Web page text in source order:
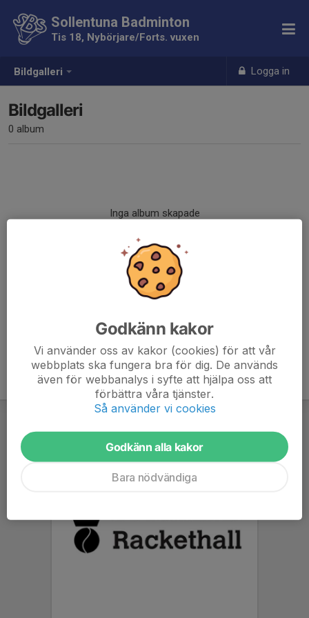
Bildgalleri Logga in
Sollentuna Badminton
Tis 18, Nybörjare/Forts. vuxen
Bildgalleri
0 album
Inga album skapade
Godkänn kakor
Vi använder oss av kakor (cookies) för att vår
webbplats ska fungera bra för dig. De används
även för webbanalys i syfte att hjälpa oss att
förbättra våra tjänster.
Så använder vi cookies
Godkänn alla kakor
Bara nödvändiga